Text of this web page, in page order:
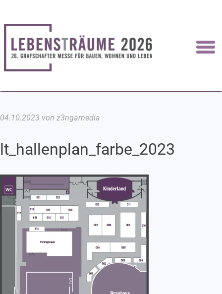
04.10.2023 von z3ngamedia
lt_hallenplan_farbe_2023